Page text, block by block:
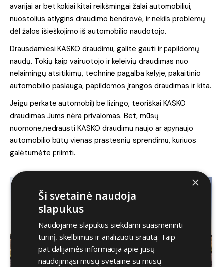
avarijai ar bet kokiai kitai reikšmingai žalai automobiliui,
nuostolius atlygins draudimo bendrovė, ir nekils problemų
dėl žalos išieškojimo iš automobilio naudotojo.
Drausdamiesi KASKO draudimu, galite gauti ir papildomų
naudų. Tokių kaip vairuotojo ir keleivių draudimas nuo
nelaimingų atsitikimų, techninė pagalba kelyje, pakaitinio
automobilio paslauga, papildomos įrangos draudimas ir kita.
Jeigu perkate automobilį be lizingo, teoriškai KASKO
draudimas Jums nėra privalomas. Bet, mūsų
nuomone,nedrausti KASKO draudimu naujo ar apynaujo
automobilio būtų vienas prastesnių sprendimų, kuriuos
galėtumėte priimti.
×
Ši svetainė naudoja
slapukus
Naudojame slapukus siekdami suasmeninti
turinį, skelbimus ir analizuoti srautą. Taip
pat dalijamės informacija apie jūsų
naudojimąsi mūsų svetaine su mūsų